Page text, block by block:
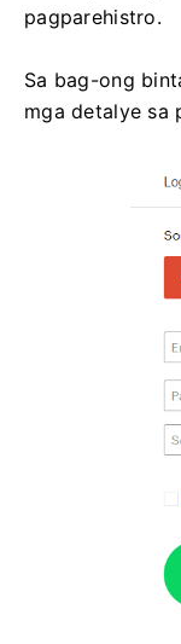
pagparehistro.
Sa bag-ong
mga detalye sa